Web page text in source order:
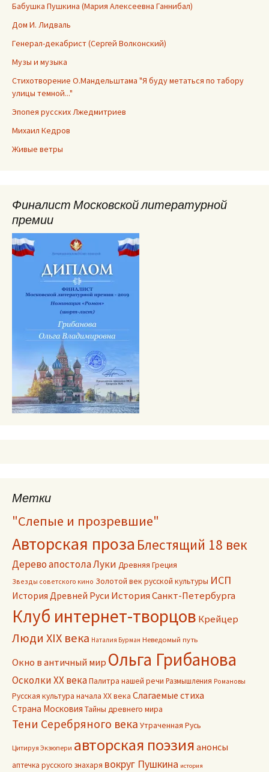
Бабушка Пушкина (Мария Алексеевна Ганнибал)
Дом И. Лидваль
Генерал-декабрист (Сергей Волконский)
Музы и музыка
Стихотворение О.Мандельштама "Я буду метаться по табору
улицы темной..."
Эпопея русских Лжедмитриев
Михаил Кедров
Живые ветры
Финалист Московской литературной
премии
Метки
"Слепые и прозревшие"
Авторская проза Блестящий 18 век
Дерево апостола Луки Древняя Греция
Звезды советского кино Золотой век русской культуры ИСП
История Древней Руси История Санкт-Петербурга
Клуб интернет-творцов Крейцер
Люди XIX века Наталия Бурман Неведомый путь
Окно в античный мир Ольга Грибанова
Осколки ХХ векаПалитра нашей речи Размышления Романовы
Русская культура начала ХХ века Слагаемые стиха
Страна Московия Тайны древнего мира
Тени Серебряного века Утраченная Русь
Цитируя Экзюпери авторская поэзия анонсы
аптечка русского знахаря вокруг Пушкина история